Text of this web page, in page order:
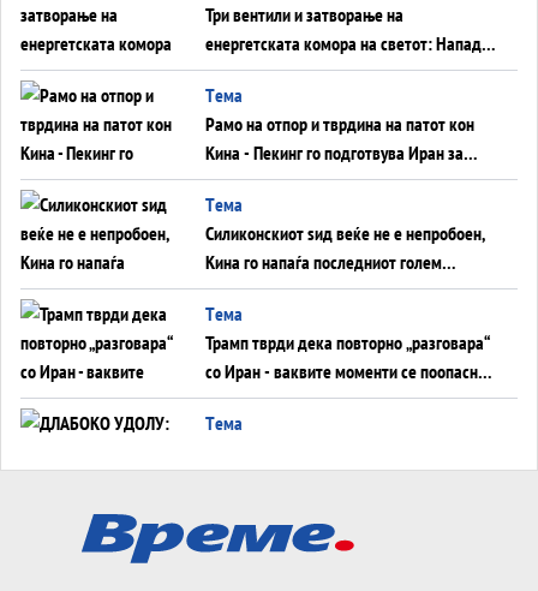
Три вентили и затворање на
енергетската комора на светот: Нападот
во Суец најавува глобален енергетски
инфаркт?
Tема
Рамо на отпор и тврдина на патот кон
Кина - Пекинг го подготвува Иран за
американска копнена инвазија
Tема
Силиконскиот ѕид веќе не е непробоен,
Кина го напаѓа последниот голем
монопол на Западот?
Tема
Трамп тврди дека повторно „разговара“
со Иран - ваквите моменти се поопасни
од отворените закани
Tема
Tема
АТОМСКО ДОМИНО НА БЛИСКИОТ